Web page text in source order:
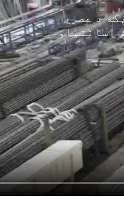
د عصري
اسانتیاو